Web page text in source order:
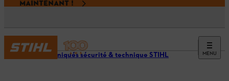
MAINTENANT !
MENU
Communiqués sécurité & technique STIHL